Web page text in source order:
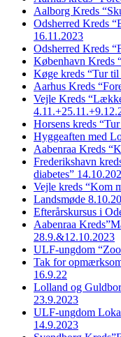
Aalborg Kreds
Odsherred Kreds
16.11.2023
Odsherred Kreds
København Kreds
Køge kreds “Tur
Aarhus Kreds
Vejle Kreds
Horsens kreds
Hyggeaften med
Aabenraa Kreds
Frederikshavn
diabetes”
Vejle kreds “Kom
Landsmøde
Efterårskursus i
Aabenraa
28.9.&12.10.2023
ULF-ungdom
Tak for
16.9.22
Lolland og
23.9.2023
ULF-ungdom
14.9.2023